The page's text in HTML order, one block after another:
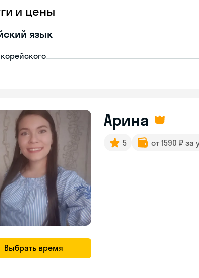
и цены
язык
Выбрать время
Арина
5 от 1590 ₽ за